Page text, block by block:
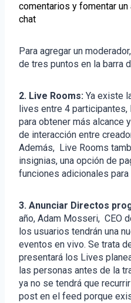
comentarios y fomentar
chat
Para agregar un
de tres puntos en la barra
2. Live Rooms: Ya existe
lives entre 4
para obtener más alcance
de interacción entre
Además, Live Rooms
insignias, una opción de
funciones adicionales
3. Anunciar Directos
año, Adam Mosseri, CEO
los usuarios tendrán una
eventos en vivo. Se trata
presentará los Lives
las personas antes de la
ya no se tendrá que
post en el feed porque